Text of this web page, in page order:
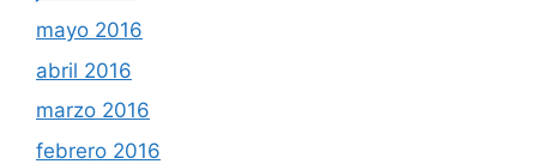
mayo 2016
abril 2016
marzo 2016
febrero 2016